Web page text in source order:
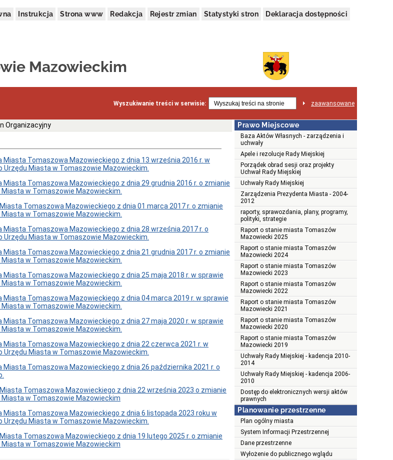
Instrukcja Strona www Redakcja Rejestr zmian Statystyki stron Deklaracja dostępności
Mazowieckim
Wyszukiwanie treści w serwisie: zaawansowane
Organizacyjny
Tomaszowa Mazowieckiego z dnia 13 września 2016 r. w
Urzędu Miasta w Tomaszowie Mazowieckim.
Tomaszowa Mazowieckiego z dnia 29 grudnia 2016 r. o zmianie
w Tomaszowie Mazowieckim.
Tomaszowa Mazowieckiego z dnia 01 marca 2017 r. o zmianie
w Tomaszowie Mazowieckim.
Tomaszowa Mazowieckiego z dnia 28 września 2017 r. o
Urzędu Miasta w Tomaszowie Mazowieckim.
Tomaszowa Mazowieckiego z dnia 21 grudnia 2017 r. o zmianie
w Tomaszowie Mazowieckim.
Tomaszowa Mazowieckiego z dnia 25 maja 2018 r. w sprawie
w Tomaszowie Mazowieckim.
Tomaszowa Mazowieckiego z dnia 04 marca 2019 r. w sprawie
w Tomaszowie Mazowieckim.
Tomaszowa Mazowieckiego z dnia 27 maja 2020 r. w sprawie
w Tomaszowie Mazowieckim.
Tomaszowa Mazowieckiego z dnia 22 czerwca 2021 r. w
Urzędu Miasta w Tomaszowie Mazowieckim.
Tomaszowa Mazowieckiego z dnia 26 października 2021 r. o
Tomaszowa Mazowieckiego z dnia 22 września 2023 o zmianie
Miasta w Tomaszowie Mazowieckim
Tomaszowa Mazowieckiego z dnia 6 listopada 2023 roku w
Urzędu Miasta w Tomaszowie Mazowieckim.
Tomaszowa Mazowieckiego z dnia 19 lutego 2025 r. o zmianie
Miasta w Tomaszowie Mazowieckim
Prawo Miejscowe
Baza Aktów Własnych - zarządzenia i
uchwały
Apele i rezolucje Rady Miejskiej
Porządek obrad sesji oraz projekty
Uchwał Rady Miejskiej
Uchwały Rady Miejskiej
Zarządzenia Prezydenta Miasta - 2004-
2012
raporty, sprawozdania, plany, programy,
polityki, strategie
Raport o stanie miasta Tomaszów
Mazowiecki 2025
Raport o stanie miasta Tomaszów
Mazowiecki 2024
Raport o stanie miasta Tomaszów
Mazowiecki 2023
Raport o stanie miasta Tomaszów
Mazowiecki 2022
Raport o stanie miasta Tomaszów
Mazowiecki 2021
Raport o stanie miasta Tomaszów
Mazowiecki 2020
Raport o stanie miasta Tomaszów
Mazowiecki 2019
Uchwały Rady Miejskiej - kadencja 2010-
2014
Uchwały Rady Miejskiej - kadencja 2006-
2010
Dostęp do elektronicznych wersji aktów
prawnych
Planowanie przestrzenne
Plan ogólny miasta
System Informacji Przestrzennej
Dane przestrzenne
Wyłożenie do publicznego wglądu